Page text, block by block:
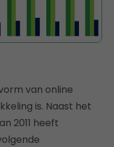
van online
is. Naast het
2011 heeft